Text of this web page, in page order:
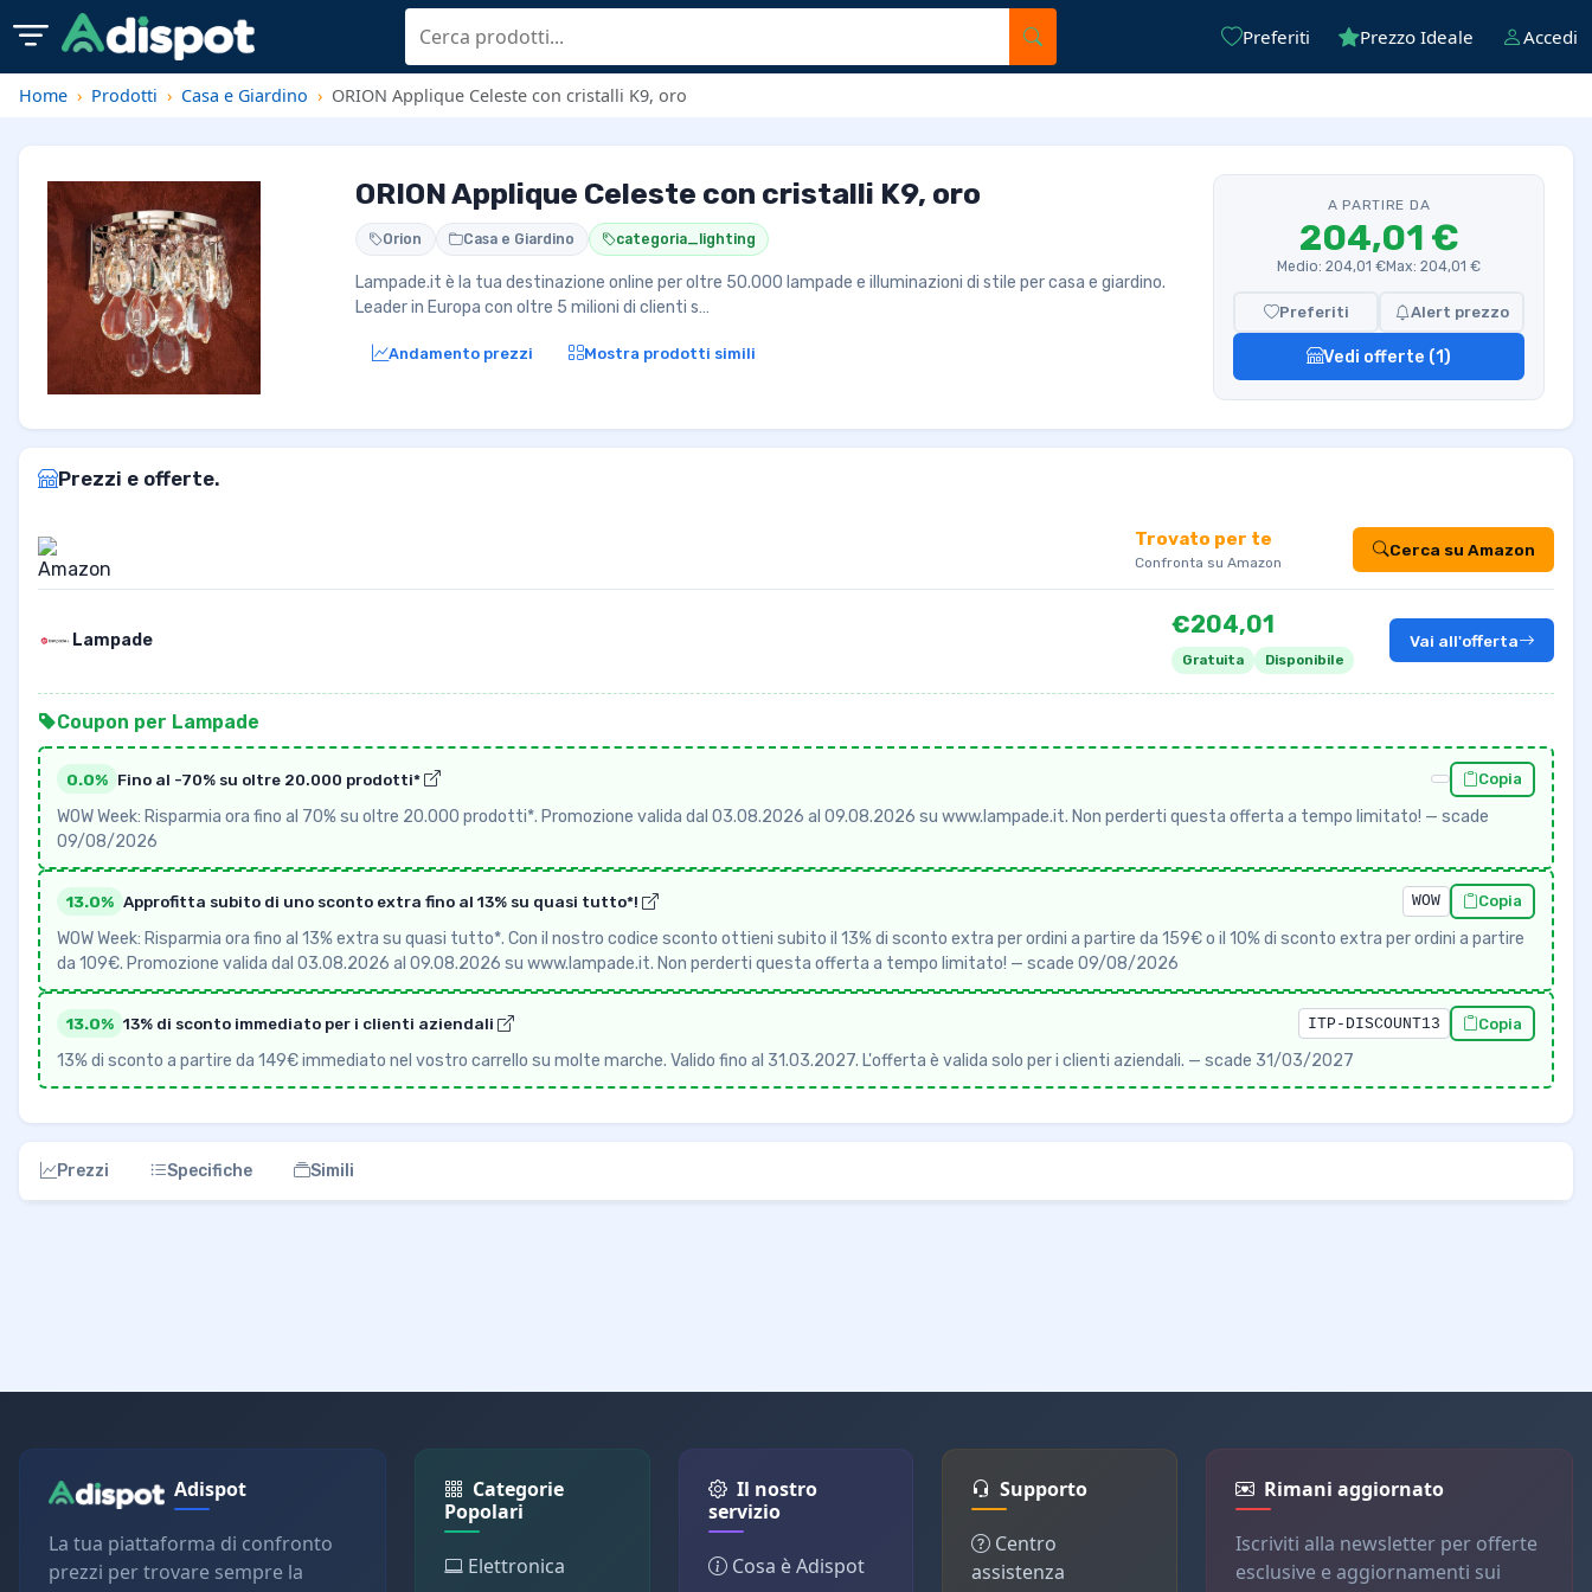
Preferiti Prezzo Ideale Accedi
Home Prodotti Casa e Giardino ORION Applique Celeste con cristalli K9, oro
ORION Applique Celeste con cristalli K9, oro
Orion Casa e Giardino categoria_lighting
Lampade.it è la tua destinazione online per oltre 50.000 lampade e illuminazioni di stile per casa e giardino.
Leader in Europa con oltre 5 milioni di clienti s…
Andamento prezzi Mostra prodotti simili
A PARTIRE DA
204,01 €
Medio: 204,01 €Max: 204,01 €
Preferiti Alert prezzo
Vedi offerte (1)
Prezzi e offerte.
Trovato per te
Confronta su Amazon
Cerca su Amazon
Lampade
€204,01
Gratuita Disponibile
Vai all'offerta
Coupon per Lampade
0.0% Fino al -70% su oltre 20.000 prodotti* Copia
WOW Week: Risparmia ora fino al 70% su oltre 20.000 prodotti*. Promozione valida dal 03.08.2026 al 09.08.2026 su www.lampade.it. Non perderti questa offerta a tempo limitato! — scade
09/08/2026
13.0% Approfitta subito di uno sconto extra fino al 13% su quasi tutto*! WOW Copia
WOW Week: Risparmia ora fino al 13% extra su quasi tutto*. Con il nostro codice sconto ottieni subito il 13% di sconto extra per ordini a partire da 159€ o il 10% di sconto extra per ordini a partire
da 109€. Promozione valida dal 03.08.2026 al 09.08.2026 su www.lampade.it. Non perderti questa offerta a tempo limitato! — scade 09/08/2026
13.0% 13% di sconto immediato per i clienti aziendali ITP-DISCOUNT13 Copia
13% di sconto a partire da 149€ immediato nel vostro carrello su molte marche. Valido fino al 31.03.2027. L'offerta è valida solo per i clienti aziendali. — scade 31/03/2027
Prezzi Specifiche Simili
Adispot
La tua piattaforma di confronto
prezzi per trovare sempre la
Categorie
Popolari
Elettronica
Il nostro
servizio
Cosa è Adispot
Supporto
Centro
assistenza
Rimani aggiornato
Iscriviti alla newsletter per offerte
esclusive e aggiornamenti sui